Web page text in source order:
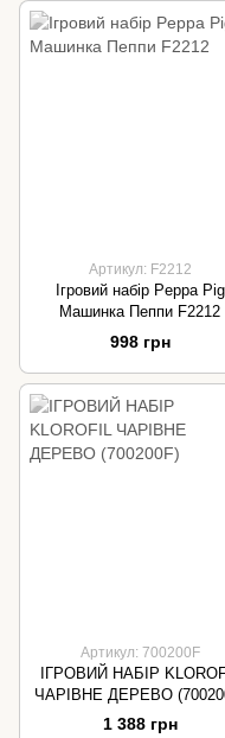
Артикул: F2212
Ігровий набір Peppa Pig
Машинка Пеппи F2212
998 грн
Артикул: 700200F
ІГРОВИЙ НАБІР
ЧАРІВНЕ ДЕРЕВО
1 388 грн